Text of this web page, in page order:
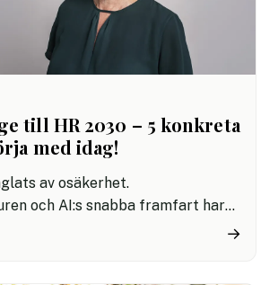
till HR 2030 – 5 konkreta
med idag!
av osäkerhet.
och AI:s snabba framfart har
→